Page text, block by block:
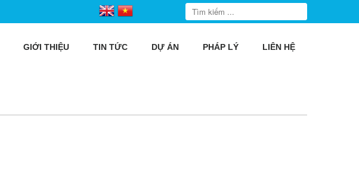
GIỚI THIỆU TIN TỨC DỰ ÁN PHÁP LÝ LIÊN HỆ